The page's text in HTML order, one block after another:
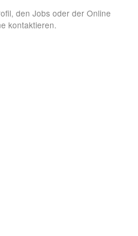
den Jobs oder der Online
kontaktieren.